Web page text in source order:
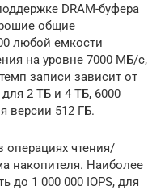
DRAM-буфера
общие
любой емкости
на уровне 7000 МБ/c,
записи зависит от
2 ТБ и 4 ТБ, 6000
версии 512 ГБ.
операциях чтения/
накопителя. Наиболее
до 1 000 000 IOPS, для